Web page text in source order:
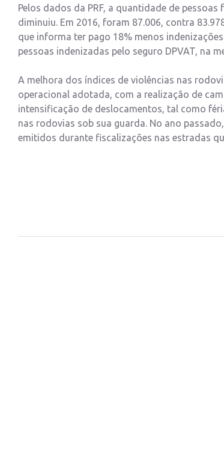
Pelos dados da PRF, a quantidade de
diminuiu. Em 2016, foram 87.006, contra
que informa ter pago 18% menos
pessoas indenizadas pelo seguro DPVAT, na
A melhora dos índices de violências nas
operacional adotada, com a realização de
intensificação de deslocamentos, tal como
nas rodovias sob sua guarda. No ano
emitidos durante fiscalizações nas estradas